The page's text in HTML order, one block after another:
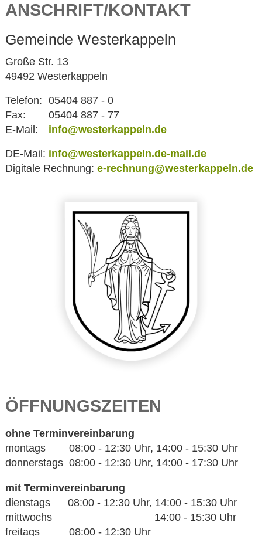
ANSCHRIFT/KONTAKT
Gemeinde Westerkappeln
Große Str. 13
49492 Westerkappeln
Telefon: 05404 887 - 0
Fax:
05404 887 - 77
E-Mail:
info@westerkappeln.de
DE-Mail: info@westerkappeln.de-mail.de
Digitale Rechnung: e-rechnung@westerkappeln.de
ÖFFNUNGSZEITEN
ohne Terminvereinbarung
montags 08:00 - 12:30 Uhr, 14:00 - 15:30 Uhr
donnerstags 08:00 - 12:30 Uhr, 14:00 - 17:30 Uhr
mit Terminvereinbarung
dienstags 08:00 - 12:30 Uhr, 14:00 - 15:30 Uhr
mittwochs 14:00 - 15:30 Uhr
freitags 08:00 - 12:30 Uhr